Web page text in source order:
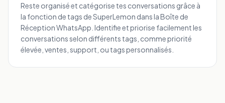
Reste organisé et catégorise tes conversations grâce à
la fonction de tags de SuperLemon dans la Boîte de
Réception WhatsApp. Identifie et priorise facilement les
conversations selon différents tags, comme priorité
élevée, ventes, support, ou tags personnalisés.